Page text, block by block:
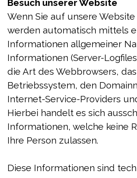
Besuch unserer Website
Wenn Sie auf unsere
werden automatisch mittels
Informationen allgemeiner
Informationen (Server-
die Art des Webbrowsers,
Betriebssystem, den
Internet-Service-Providers
Hierbei handelt es sich
Informationen, welche keine
Ihre Person zulassen.
Diese Informationen sind